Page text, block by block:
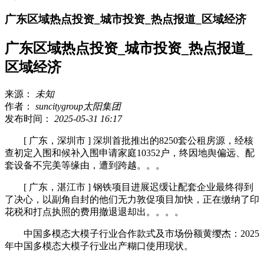
广东区域热点投资_城市投资_热点报道_区域经济
广东区域热点投资_城市投资_热点报道_
区域经济
来源：
未知
作者： suncitygroup太阳集团
发布时间： 2025-05-31 16:17
[ 广东，深圳市 ] 深圳首批推出的8250套公租房源，经核
查初定入围和候补入围申请家庭10352户，终因地舆偏远、配
套设备不完美等缘由，遭到跨越。。。
[ 广东，湛江市 ] 钢铁项目进展迟缓让配套企业最终得到
了决心，以副角自封的他们无力敦促项目加快，正在缴纳了印
花税和打点执照的费用撤退退却出。。。。
中国多模态大模子行业合作款式及市场份额黄缨杰：2025
年中国多模态大模子行业出产糊口使用现状。